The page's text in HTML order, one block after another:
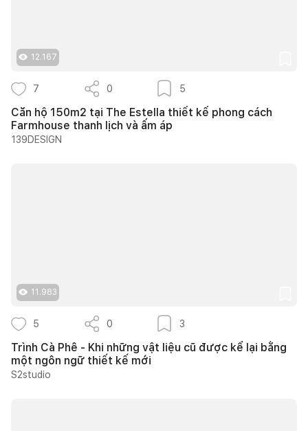
12.167
7 0 5
Căn hộ 150m2 tại The Estella thiết kế phong cách
Farmhouse thanh lịch và ấm áp
139DESIGN
11.983
5 0 3
Trình Cà Phê - Khi những vật liệu cũ được kể lại bằng
một ngôn ngữ thiết kế mới
S2studio